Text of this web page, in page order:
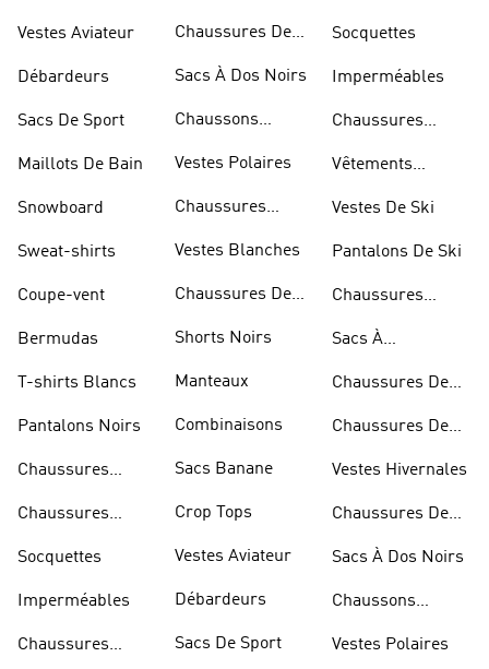
Vestes Aviateur
Débardeurs
Sacs De Sport
Maillots De Bain
Snowboard
Sweat-shirts
Coupe-vent
Bermudas
T-shirts Blancs
Pantalons Noirs
Chaussures
Chaussures
Socquettes
Imperméables
Chaussures
Chaussures De
Sacs À Dos Noirs
Chaussons
Vestes Polaires
Chaussures
Vestes Blanches
Chaussures De
Shorts Noirs
Manteaux
Combinaisons
Sacs Banane
Crop Tops
Vestes Aviateur
Débardeurs
Sacs De Sport
Socquettes
Imperméables
Chaussures
Vêtements
Vestes De Ski
Pantalons De Ski
Chaussures
Sacs À
Chaussures De
Chaussures De
Vestes Hivernales
Chaussures De
Sacs À Dos Noirs
Chaussons
Vestes Polaires